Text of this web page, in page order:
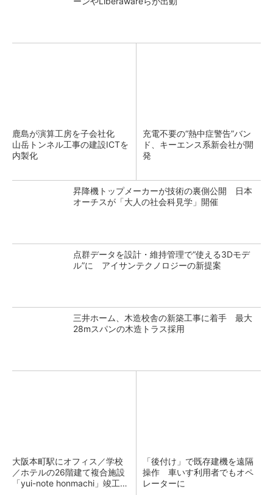
鹿島が演算工房を子会社化
山岳トンネル工事の建設ICTを
内製化
充電不要の“熱中症警告”バン
ド、キーエンス系新会社が開
発
昇降機トップメーカーが技術の裏側公開 日本
オーチスが「大人の社会科見学」開催
点群データを設計・維持管理で“使える3Dモデ
ル”に アイサンテクノロジーの新提案
三井ホーム、木造校舎の新築工事に着手 最大
28mスパンの木造トラス採用
大阪本町駅にオフィス／学校
／ホテルの26階建て複合施設
「yui-note honmachi」竣工、
「後付け」で既存建機を遠隔
操作 車いす利用者でもオペ
レーターに